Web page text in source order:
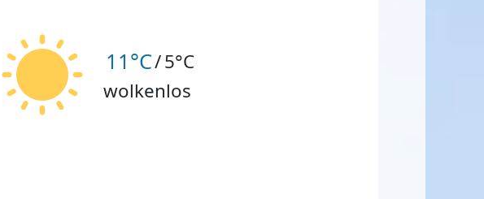
11°C/5°C
wolkenlos